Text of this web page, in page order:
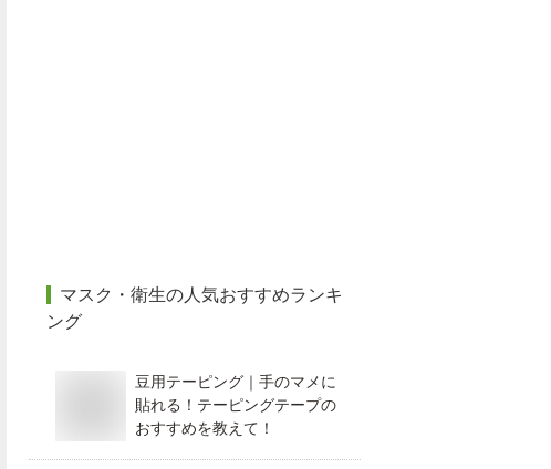
マスク・衛生の人気おすすめランキ
ング
豆用テーピング｜手のマメに
貼れる！テーピングテープの
おすすめを教えて！